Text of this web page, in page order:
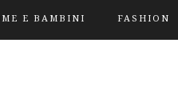
E BAMBINI FASHION